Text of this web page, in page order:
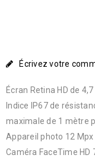
Écrivez votre
Écran Retina HD de
Indice IP67 de
maximale de 1 mètre
Appareil photo 12 Mpx
Caméra FaceTime HD